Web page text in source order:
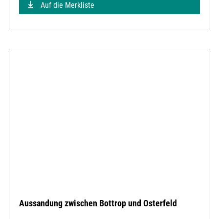
Auf die Merkliste
Aussandung zwischen Bottrop und Osterfeld